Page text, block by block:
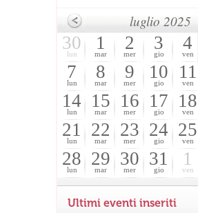
luglio 2025
30
lun
1
mar
2
mer
3
gio
4
ven
7
lun
8
mar
9
mer
10
gio
11
ven
14
lun
15
mar
16
mer
17
gio
18
ven
21
lun
22
mar
23
mer
24
gio
25
ven
28
lun
29
mar
30
mer
31
gio
1
ven
Ultimi eventi inseriti